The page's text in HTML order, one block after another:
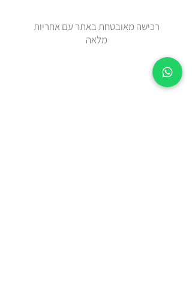
רכישה מאובטחת באתר עם אחריות
מלאה